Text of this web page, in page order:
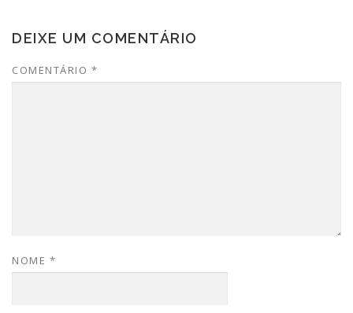
DEIXE UM COMENTÁRIO
COMENTÁRIO *
NOME *